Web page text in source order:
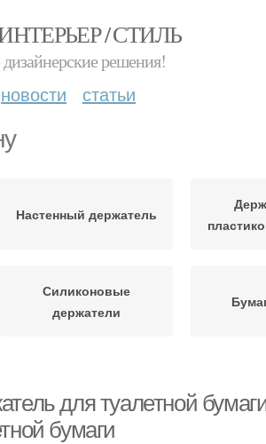
/ СТИЛЬ
решения!
новости статьи
Настенный держатель
Силиконовые
держатели
для туалетной
бумаги